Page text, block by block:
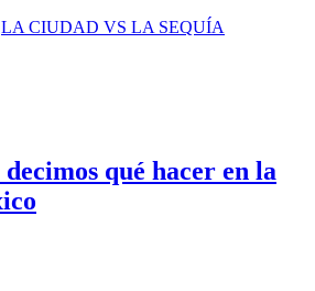
LA CIUDAD VS LA SEQUÍA